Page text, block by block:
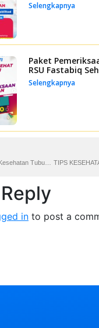
Selengkapnya
Paket
RSU Fastabiq
Selengkapnya
in to post a